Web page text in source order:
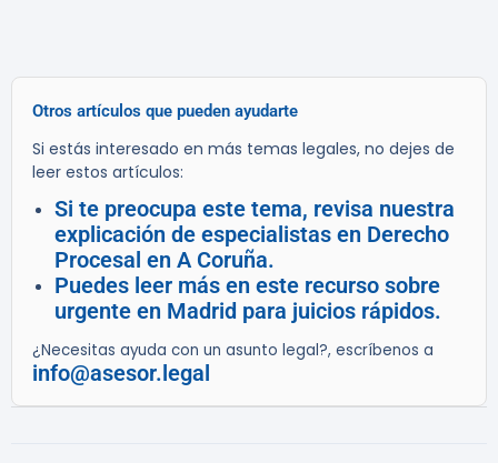
Otros artículos que pueden ayudarte
Si estás interesado en más temas legales, no dejes de
leer estos artículos:
Si te preocupa este tema, revisa nuestra
explicación de especialistas en Derecho
Procesal en A Coruña.
Puedes leer más en este recurso sobre
urgente en Madrid para juicios rápidos.
¿Necesitas ayuda con un asunto legal?, escríbenos a
info@asesor.legal